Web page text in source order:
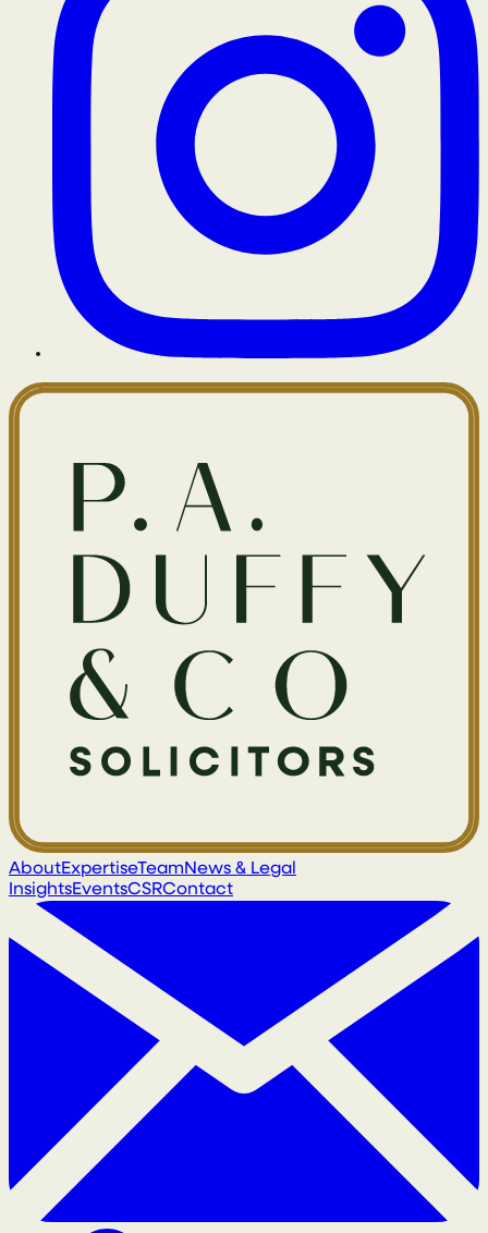
AboutExpertiseTeamNews & Legal
InsightsEventsCSRContact